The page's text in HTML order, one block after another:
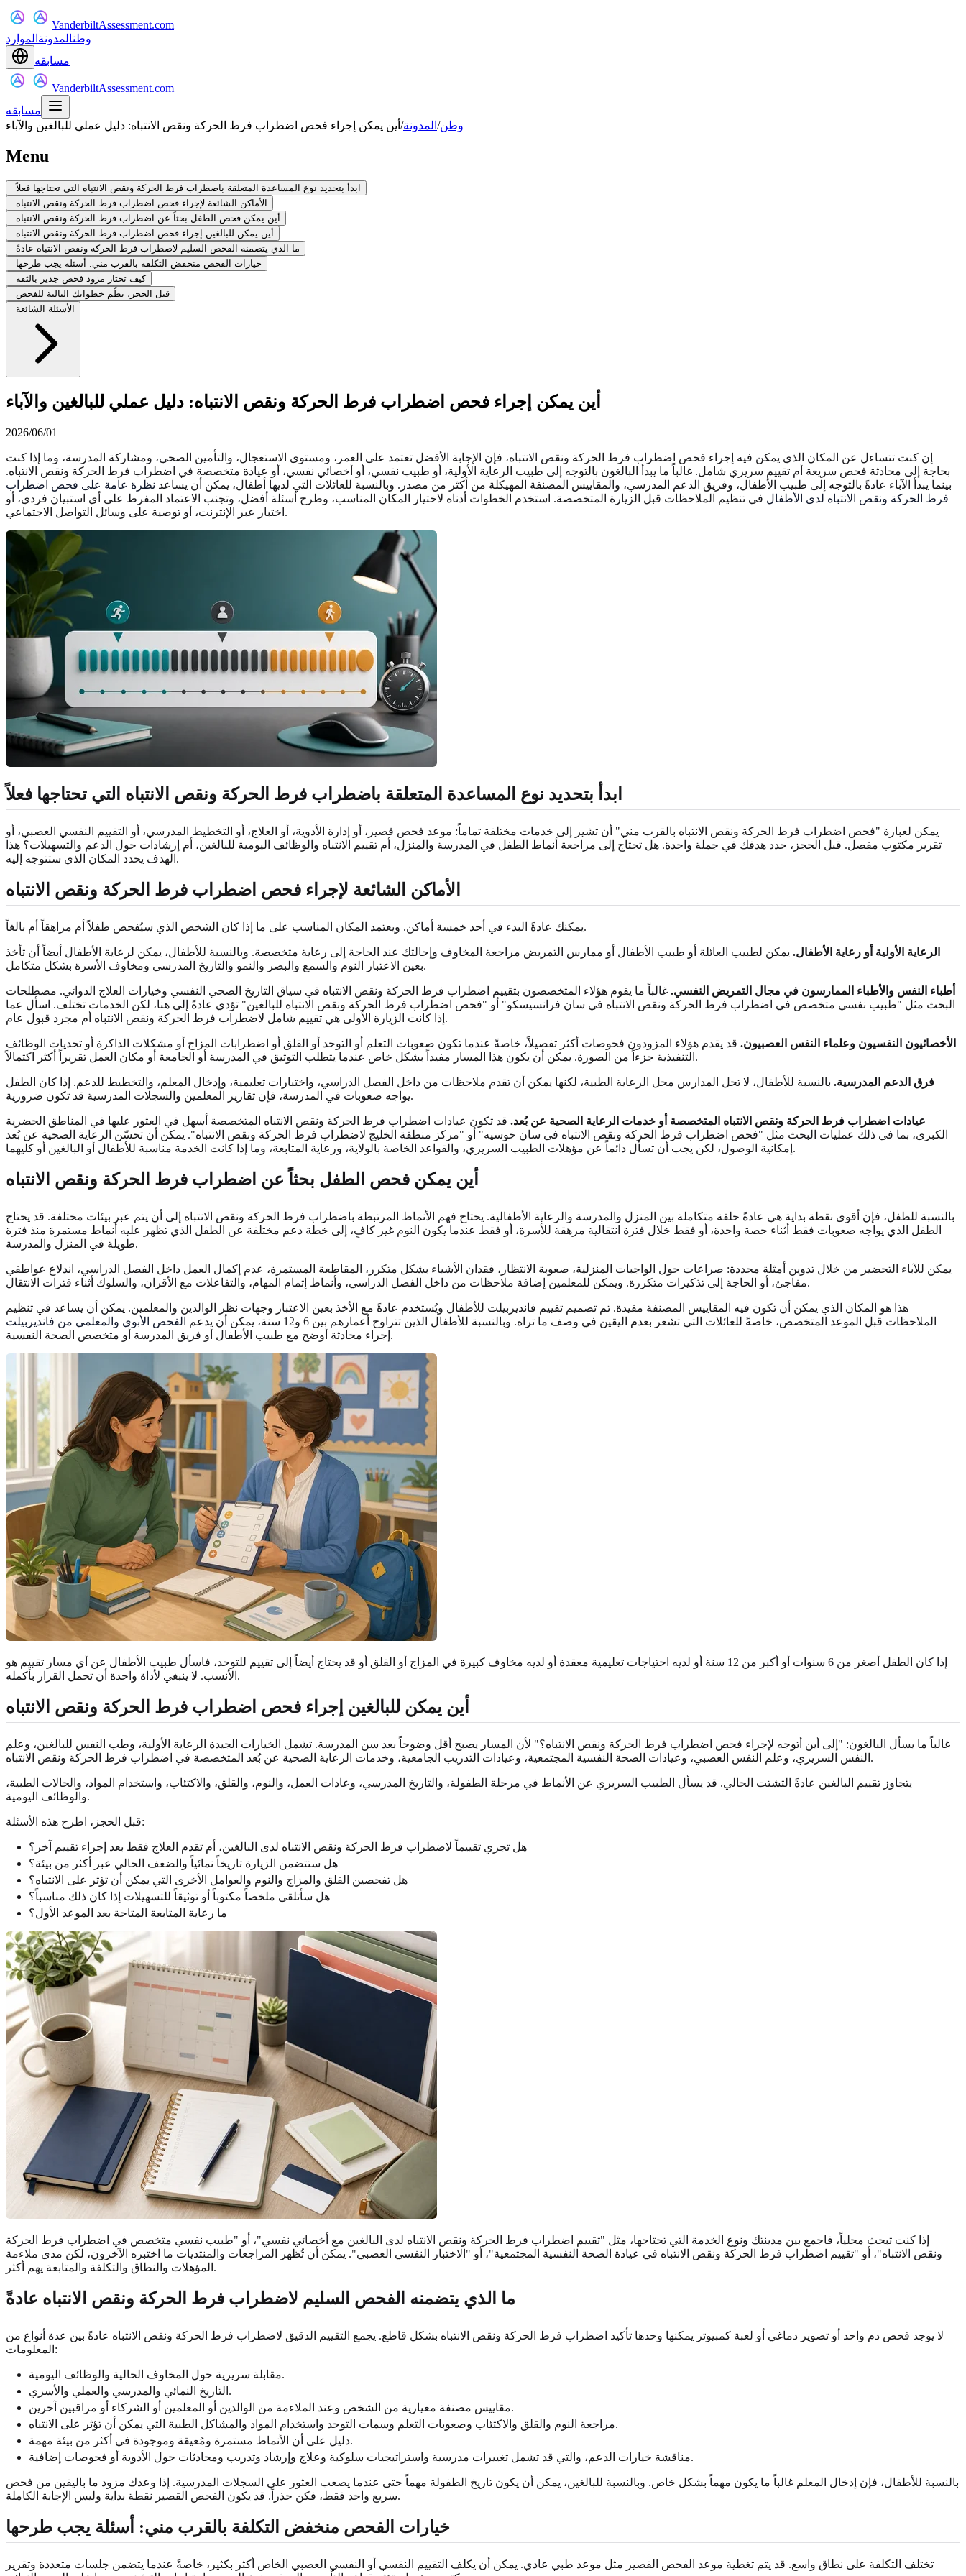
VanderbiltAssessment.com
وطنالمدونة الموارد
مسابقه
VanderbiltAssessment.com
مسابقه
وطن/ المدونة/ أين يمكن إجراء فحص اضطراب فرط الحركة ونقص الانتباه: دليل عملي للبالغين والآباء
Menu
ابدأ بتحديد نوع المساعدة المتعلقة باضطراب فرط الحركة ونقص الانتباه التي تحتاجها فعلاً
الأماكن الشائعة لإجراء فحص اضطراب فرط الحركة ونقص الانتباه
أين يمكن فحص الطفل بحثاً عن اضطراب فرط الحركة ونقص الانتباه
أين يمكن للبالغين إجراء فحص اضطراب فرط الحركة ونقص الانتباه
ما الذي يتضمنه الفحص السليم لاضطراب فرط الحركة ونقص الانتباه عادةً
خيارات الفحص منخفض التكلفة بالقرب مني: أسئلة يجب طرحها
كيف تختار مزود فحص جدير بالثقة
قبل الحجز، نظّم خطواتك التالية للفحص
الأسئلة الشائعة
أين يمكن إجراء فحص اضطراب فرط الحركة ونقص الانتباه: دليل عملي للبالغين والآباء
2026/06/01
إن كنت تتساءل عن المكان الذي يمكن فيه إجراء فحص اضطراب فرط الحركة ونقص الانتباه، فإن الإجابة الأفضل تعتمد على العمر، ومستوى الاستعجال، والتأمين الصحي، ومشاركة المدرسة، وما إذا كنت
بحاجة إلى محادثة فحص سريعة أم تقييم سريري شامل. غالباً ما يبدأ البالغون بالتوجه إلى طبيب الرعاية الأولية، أو طبيب نفسي، أو أخصائي نفسي، أو عيادة متخصصة في اضطراب فرط الحركة ونقص الانتباه.
بينما يبدأ الآباء عادةً بالتوجه إلى طبيب الأطفال، وفريق الدعم المدرسي، والمقاييس المصنفة المهيكلة من أكثر من مصدر. وبالنسبة للعائلات التي لديها أطفال، يمكن أن يساعد نظرة عامة على فحص اضطراب
فرط الحركة ونقص الانتباه لدى الأطفال في تنظيم الملاحظات قبل الزيارة المتخصصة. استخدم الخطوات أدناه لاختيار المكان المناسب، وطرح أسئلة أفضل، وتجنب الاعتماد المفرط على أي استبيان فردي، أو
اختبار عبر الإنترنت، أو توصية على وسائل التواصل الاجتماعي.
ابدأ بتحديد نوع المساعدة المتعلقة باضطراب فرط الحركة ونقص الانتباه التي تحتاجها فعلاً
يمكن لعبارة "فحص اضطراب فرط الحركة ونقص الانتباه بالقرب مني" أن تشير إلى خدمات مختلفة تماماً: موعد فحص قصير، أو إدارة الأدوية، أو العلاج، أو التخطيط المدرسي، أو التقييم النفسي العصبي، أو
تقرير مكتوب مفصل. قبل الحجز، حدد هدفك في جملة واحدة. هل تحتاج إلى مراجعة أنماط الطفل في المدرسة والمنزل، أم تقييم الانتباه والوظائف اليومية للبالغين، أم إرشادات حول الدعم والتسهيلات؟ هذا
الهدف يحدد المكان الذي ستتوجه إليه.
الأماكن الشائعة لإجراء فحص اضطراب فرط الحركة ونقص الانتباه
يمكنك عادةً البدء في أحد خمسة أماكن. ويعتمد المكان المناسب على ما إذا كان الشخص الذي سيُفحص طفلاً أم مراهقاً أم بالغاً.
الرعاية الأولية أو رعاية الأطفال. يمكن لطبيب العائلة أو طبيب الأطفال أو ممارس التمريض مراجعة المخاوف وإحالتك عند الحاجة إلى رعاية متخصصة. وبالنسبة للأطفال، يمكن لرعاية الأطفال أيضاً أن تأخذ
بعين الاعتبار النوم والسمع والبصر والنمو والتاريخ المدرسي ومخاوف الأسرة بشكل متكامل.
أطباء النفس والأطباء الممارسون في مجال التمريض النفسي. غالباً ما يقوم هؤلاء المتخصصون بتقييم اضطراب فرط الحركة ونقص الانتباه في سياق التاريخ الصحي النفسي وخيارات العلاج الدوائي. مصطلحات
البحث مثل "طبيب نفسي متخصص في اضطراب فرط الحركة ونقص الانتباه في سان فرانسيسكو" أو "فحص اضطراب فرط الحركة ونقص الانتباه للبالغين" تؤدي عادةً إلى هنا، لكن الخدمات تختلف. اسأل عما
إذا كانت الزيارة الأولى هي تقييم شامل لاضطراب فرط الحركة ونقص الانتباه أم مجرد قبول عام.
الأخصائيون النفسيون وعلماء النفس العصبيون. قد يقدم هؤلاء المزودون فحوصات أكثر تفصيلاً، خاصةً عندما تكون صعوبات التعلم أو التوحد أو القلق أو اضطرابات المزاج أو مشكلات الذاكرة أو تحديات الوظائف
التنفيذية جزءاً من الصورة. يمكن أن يكون هذا المسار مفيداً بشكل خاص عندما يتطلب التوثيق في المدرسة أو الجامعة أو مكان العمل تقريراً أكثر اكتمالاً.
فرق الدعم المدرسية. بالنسبة للأطفال، لا تحل المدارس محل الرعاية الطبية، لكنها يمكن أن تقدم ملاحظات من داخل الفصل الدراسي، واختبارات تعليمية، وإدخال المعلم، والتخطيط للدعم. إذا كان الطفل
يواجه صعوبات في المدرسة، فإن تقارير المعلمين والسجلات المدرسية قد تكون ضرورية.
عيادات اضطراب فرط الحركة ونقص الانتباه المتخصصة أو خدمات الرعاية الصحية عن بُعد. قد تكون عيادات اضطراب فرط الحركة ونقص الانتباه المتخصصة أسهل في العثور عليها في المناطق الحضرية
الكبرى، بما في ذلك عمليات البحث مثل "فحص اضطراب فرط الحركة ونقص الانتباه في سان خوسيه" أو "مركز منطقة الخليج لاضطراب فرط الحركة ونقص الانتباه". يمكن أن تحسّن الرعاية الصحية عن بُعد
إمكانية الوصول، لكن يجب أن تسأل دائماً عن مؤهلات الطبيب السريري، والقواعد الخاصة بالولاية، ورعاية المتابعة، وما إذا كانت الخدمة مناسبة للأطفال أو البالغين أو كليهما.
أين يمكن فحص الطفل بحثاً عن اضطراب فرط الحركة ونقص الانتباه
بالنسبة للطفل، فإن أقوى نقطة بداية هي عادةً حلقة متكاملة بين المنزل والمدرسة والرعاية الأطفالية. يحتاج فهم الأنماط المرتبطة باضطراب فرط الحركة ونقص الانتباه إلى أن يتم عبر بيئات مختلفة. قد يحتاج
الطفل الذي يواجه صعوبات فقط أثناء حصة واحدة، أو فقط خلال فترة انتقالية مرهقة للأسرة، أو فقط عندما يكون النوم غير كافٍ، إلى خطة دعم مختلفة عن الطفل الذي تظهر عليه أنماط مستمرة منذ فترة
طويلة في المنزل والمدرسة.
يمكن للآباء التحضير من خلال تدوين أمثلة محددة: صراعات حول الواجبات المنزلية، صعوبة الانتظار، فقدان الأشياء بشكل متكرر، المقاطعة المستمرة، عدم إكمال العمل داخل الفصل الدراسي، اندلاع عواطفي
مفاجئ، أو الحاجة إلى تذكيرات متكررة. ويمكن للمعلمين إضافة ملاحظات من داخل الفصل الدراسي، وأنماط إتمام المهام، والتفاعلات مع الأقران، والسلوك أثناء فترات الانتقال.
هذا هو المكان الذي يمكن أن تكون فيه المقاييس المصنفة مفيدة. تم تصميم تقييم فانديربيلت للأطفال ويُستخدم عادةً مع الأخذ بعين الاعتبار وجهات نظر الوالدين والمعلمين. يمكن أن يساعد في تنظيم
الملاحظات قبل الموعد المتخصص، خاصةً للعائلات التي تشعر بعدم اليقين في وصف ما تراه. وبالنسبة للأطفال الذين تتراوح أعمارهم بين 6 و12 سنة، يمكن أن يدعم
الفحص الأبوي والمعلمي من فانديربيلت
إجراء محادثة أوضح مع طبيب الأطفال أو فريق المدرسة أو متخصص الصحة النفسية.
إذا كان الطفل أصغر من 6 سنوات أو أكبر من 12 سنة أو لديه احتياجات تعليمية معقدة أو لديه مخاوف كبيرة في المزاج أو القلق أو قد يحتاج أيضاً إلى تقييم للتوحد، فاسأل طبيب الأطفال عن أي مسار تقييم هو
الأنسب. لا ينبغي لأداة واحدة أن تحمل القرار بأكمله.
أين يمكن للبالغين إجراء فحص اضطراب فرط الحركة ونقص الانتباه
غالباً ما يسأل البالغون: "إلى أين أتوجه لإجراء فحص اضطراب فرط الحركة ونقص الانتباه؟" لأن المسار يصبح أقل وضوحاً بعد سن المدرسة. تشمل الخيارات الجيدة الرعاية الأولية، وطب النفس للبالغين، وعلم
النفس السريري، وعلم النفس العصبي، وعيادات الصحة النفسية المجتمعية، وعيادات التدريب الجامعية، وخدمات الرعاية الصحية عن بُعد المتخصصة في اضطراب فرط الحركة ونقص الانتباه.
يتجاوز تقييم البالغين عادةً التشتت الحالي. قد يسأل الطبيب السريري عن الأنماط في مرحلة الطفولة، والتاريخ المدرسي، وعادات العمل، والنوم، والقلق، والاكتئاب، واستخدام المواد، والحالات الطبية،
والوظائف اليومية.
قبل الحجز، اطرح هذه الأسئلة:
هل تجري تقييماً لاضطراب فرط الحركة ونقص الانتباه لدى البالغين، أم تقدم العلاج فقط بعد إجراء تقييم آخر؟
هل ستتضمن الزيارة تاريخاً نمائياً والضعف الحالي عبر أكثر من بيئة؟
هل تفحصين القلق والمزاج والنوم والعوامل الأخرى التي يمكن أن تؤثر على الانتباه؟
هل سأتلقى ملخصاً مكتوباً أو توثيقاً للتسهيلات إذا كان ذلك مناسباً؟
ما رعاية المتابعة المتاحة بعد الموعد الأول؟
إذا كنت تبحث محلياً، فاجمع بين مدينتك ونوع الخدمة التي تحتاجها، مثل "تقييم اضطراب فرط الحركة ونقص الانتباه لدى البالغين مع أخصائي نفسي"، أو "طبيب نفسي متخصص في اضطراب فرط الحركة
ونقص الانتباه"، أو "تقييم اضطراب فرط الحركة ونقص الانتباه في عيادة الصحة النفسية المجتمعية"، أو "الاختبار النفسي العصبي". يمكن أن تُظهر المراجعات والمنتديات ما اختبره الآخرون، لكن مدى ملاءمة
المؤهلات والنطاق والتكلفة والمتابعة يهم أكثر.
ما الذي يتضمنه الفحص السليم لاضطراب فرط الحركة ونقص الانتباه عادةً
لا يوجد فحص دم واحد أو تصوير دماغي أو لعبة كمبيوتر يمكنها وحدها تأكيد اضطراب فرط الحركة ونقص الانتباه بشكل قاطع. يجمع التقييم الدقيق لاضطراب فرط الحركة ونقص الانتباه عادةً بين عدة أنواع من
المعلومات:
مقابلة سريرية حول المخاوف الحالية والوظائف اليومية.
التاريخ النمائي والمدرسي والعملي والأسري.
مقاييس مصنفة معيارية من الشخص وعند الملاءمة من الوالدين أو المعلمين أو الشركاء أو مراقبين آخرين.
مراجعة النوم والقلق والاكتئاب وصعوبات التعلم وسمات التوحد واستخدام المواد والمشاكل الطبية التي يمكن أن تؤثر على الانتباه.
دليل على أن الأنماط مستمرة ومُعيقة وموجودة في أكثر من بيئة مهمة.
مناقشة خيارات الدعم، والتي قد تشمل تغييرات مدرسية واستراتيجيات سلوكية وعلاج وإرشاد وتدريب ومحادثات حول الأدوية أو فحوصات إضافية.
بالنسبة للأطفال، فإن إدخال المعلم غالباً ما يكون مهماً بشكل خاص. وبالنسبة للبالغين، يمكن أن يكون تاريخ الطفولة مهماً حتى عندما يصعب العثور على السجلات المدرسية. إذا وعدك مزود ما باليقين من فحص
سريع واحد فقط، فكن حذراً. قد يكون الفحص القصير نقطة بداية وليس الإجابة الكاملة.
خيارات الفحص منخفض التكلفة بالقرب مني: أسئلة يجب طرحها
تختلف التكلفة على نطاق واسع. قد يتم تغطية موعد الفحص القصير مثل موعد طبي عادي. يمكن أن يكلف التقييم النفسي أو النفسي العصبي الخاص أكثر بكثير، خاصةً عندما يتضمن جلسات متعددة وتقرير